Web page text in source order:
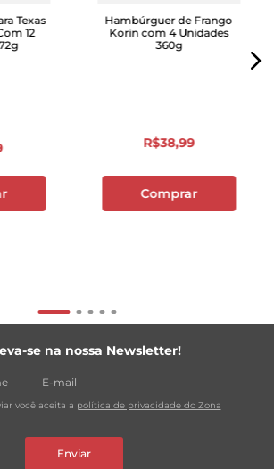
Texas
12
Hambúrguer de Frango
Korin com 4 Unidades
360g
R$38,99
Comprar
se na nossa Newsletter!
você aceita a política de privacidade do Zona
Enviar